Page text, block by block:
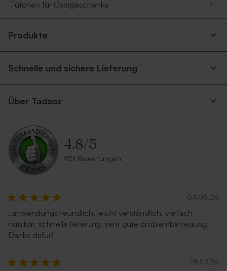
Tütchen für Gastgeschenke
Produkte
Schnelle und sichere Lieferung
Über Tadaaz
4.8/5
951 Bewertungen
04.08.26
..anwendungsfreundlich. leicht verständlich. vielfach
nutzbar. schnelle lieferung. sehr gute problembetreuung.
Danke dafür!
28.07.26